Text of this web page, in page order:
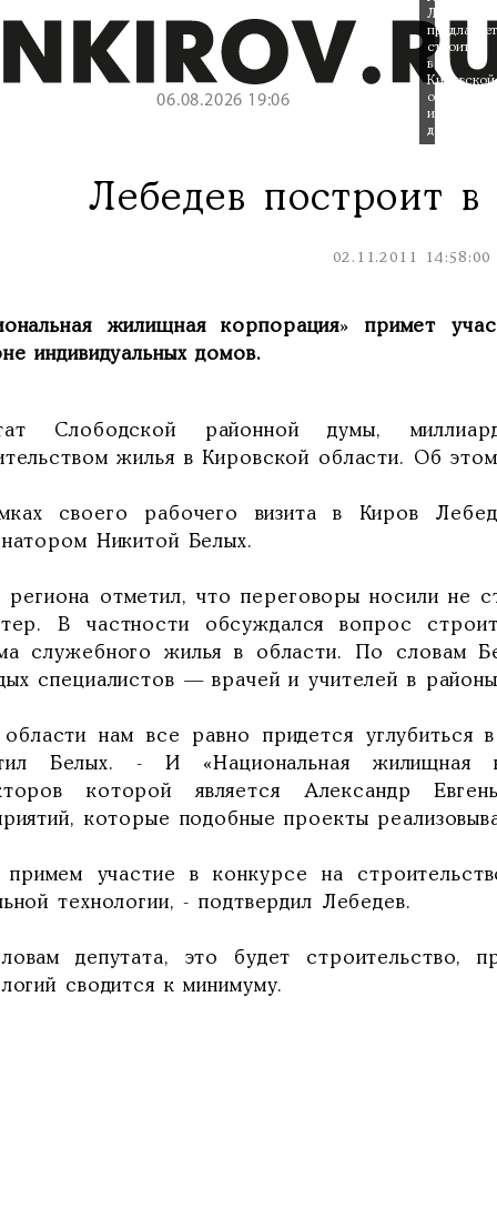
06.08.2026 19:06
Лебедев
предлагает
строить
в
Кировской
области
дома.
Лебедев построит
02.11.2011 14:58:00
жилищная корпорация» примет
индивидуальных домов.
Слободской районной думы,
жилья в Кировской области. Об
своего рабочего визита в Киров
Никитой Белых.
региона отметил, что переговоры носили не
В частности обсуждался вопрос
служебного жилья в области. По словам
специалистов — врачей и учителей в
нам все равно придется углубиться
Белых. - И «Национальная жилищная
которой является Александр
которые подобные проекты
участие в конкурсе на
технологии, - подтвердил Лебедев.
депутата, это будет строительство,
сводится к минимуму.